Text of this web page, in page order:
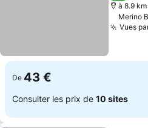
à 8.9
Merino
Vues
De 43 €
Consulter les prix de 10 sites